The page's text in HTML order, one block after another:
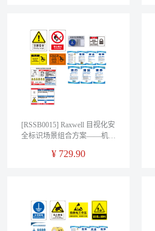
[RSSB0015] Raxwell 目视化安
全标识场景组合方案——机加
¥ 729.90